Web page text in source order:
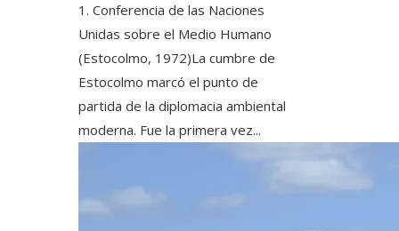
1. Conferencia de las Naciones
Unidas sobre el Medio Humano
(Estocolmo, 1972)La cumbre de
Estocolmo marcó el punto de
partida de la diplomacia ambiental
moderna. Fue la primera vez...